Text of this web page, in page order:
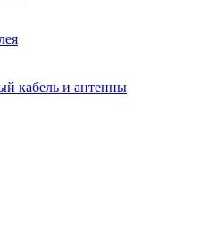
кабель и антенны